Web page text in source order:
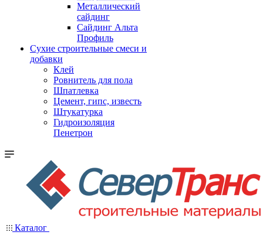
Металлический
сайдинг
Сайдинг Альта
Профиль
Сухие строительные смеси и
добавки
Клей
Ровнитель для пола
Шпатлевка
Цемент, гипс, известь
Штукатурка
Гидроизоляция
Пенетрон
Каталог